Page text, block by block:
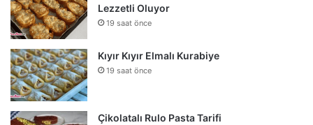
Lezzetli Oluyor
19 saat önce
Kıyır Kıyır Elmalı Kurabiye
19 saat önce
Çikolatalı Rulo Pasta Tarifi